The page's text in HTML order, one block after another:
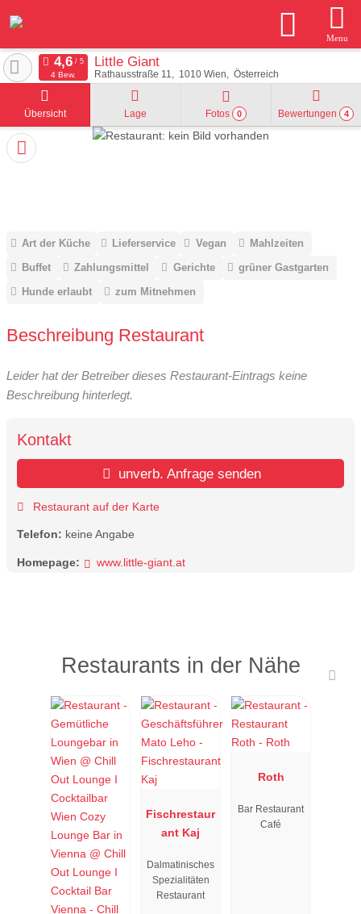
Menu
Little Giant
Rathausstraße 11 1010 Wien Österreich
4 Bew.
Übersicht Lage Fotos 0 Bewertungen 4
Art der Küche Lieferservice Vegan
Mahlzeiten
Buffet
Zahlungsmittel Gerichte
grüner Gastgarten
Hunde erlaubt
zum Mitnehmen
Beschreibung Restaurant
Leider hat der Betreiber dieses Restaurant-Eintrags keine
Beschreibung hinterlegt.
Kontakt
unverb. Anfrage senden
Restaurant auf der Karte
Telefon: keine Angabe
Homepage: www.little-giant.at
Restaurants in der Nähe
Fischrestaur
ant Kaj
Dalmatinisches
Spezialitäten
Restaurant
Roth
Bar Restaurant
Café